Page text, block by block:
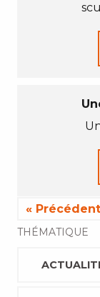
« Précédent
THÉMATIQUE